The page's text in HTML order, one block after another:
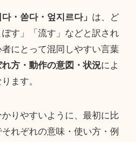
다・쏟다・엎지르다」 は、ど
す」「流す」などと訳され
にとって混同しやすい言葉
れ方・動作の意図・状況によ
ます。
りやすいように、最初に比
れぞれの意味・使い方・例